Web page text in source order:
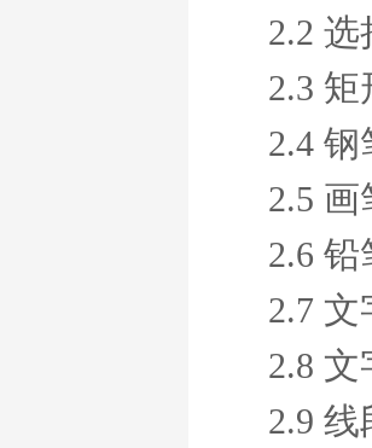
2.2
2.3
2.4
2.5
2.6
2.7
2.8
2.9